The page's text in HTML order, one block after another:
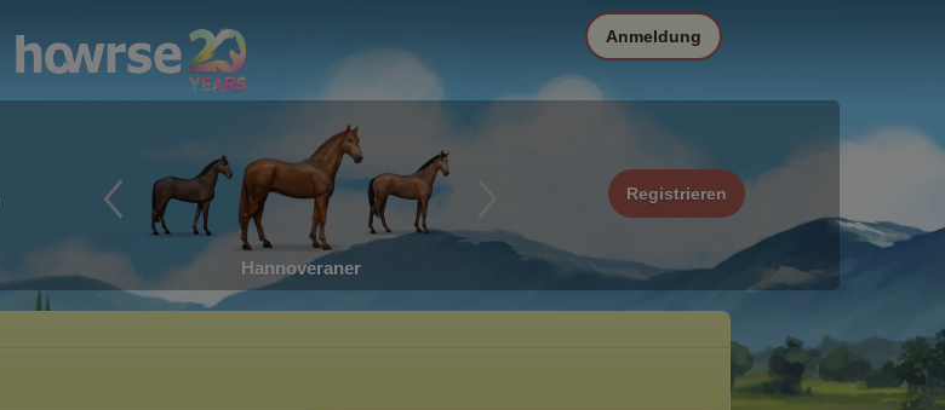
Hannoveraner
Registrieren
Anmeldung